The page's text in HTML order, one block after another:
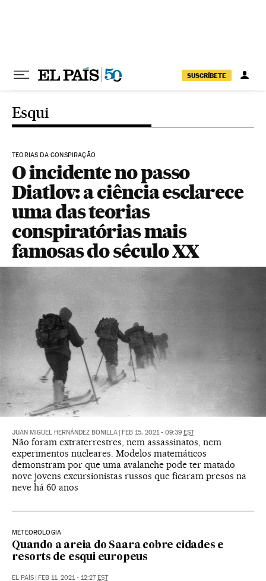
SUSCRÍBETE
Esqui
TEORIAS DA CONSPIRAÇÃO
O incidente no passo
Diatlov: a ciência esclarece
uma das teorias
conspiratórias mais
famosas do século XX
JUAN MIGUEL HERNÁNDEZ BONILLA FEB 15, 2021 - 09:39 EST
Não foram extraterrestres, nem assassinatos, nem
experimentos nucleares. Modelos matemáticos
demonstram por que uma avalanche pode ter matado
nove jovens excursionistas russos que ficaram presos na
neve há 60 anos
METEOROLOGIA
Quando a areia do Saara cobre cidades e
resorts de esqui europeus
EL PAÍS FEB 11, 2021 - 12:27 EST